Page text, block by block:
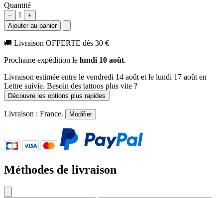
Quantité
− 1
+
Ajouter au panier
🚚 Livraison OFFERTE dès 30 €
Prochaine expédition le lundi 10 août.
Livraison estimée entre le vendredi 14 août et le lundi 17 août en
Lettre suivie. Besoin des tattoos plus vite ?
Découvre les options plus rapides
Livraison : France. Modifier
Méthodes de livraison